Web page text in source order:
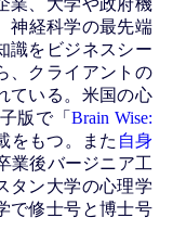
業、大学や政府機
神経科学の最先端
識をビジネスシー
、クライアントの
ている。米国の心
版で「Brain Wise:
をもつ。また 自身
業後バージニア工
タン大学の心理学
で修士号と博士号